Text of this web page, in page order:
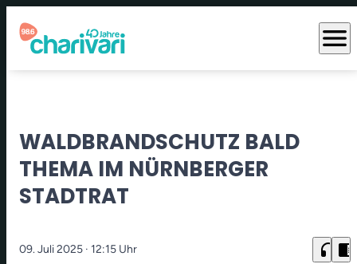
menu
WALDBRANDSCHUTZ BALD
THEMA IM NÜRNBERGER
STADTRAT
09. Juli 2025 · 12:15 Uhr headphones chrome_reader_mode